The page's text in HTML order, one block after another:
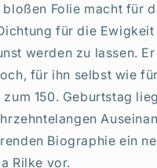
Folie macht für
für die
werden zu lassen.
für ihn selbst wie
150. Geburtstag
Biographie ein
Rilke vor.